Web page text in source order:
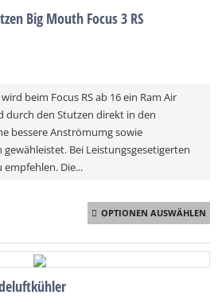
Big Mouth Focus 3 RS
beim Focus RS ab 16 ein Ram Air
durch den Stutzen direkt in den
bessere Anströmumg sowie
Bei Leistungsgesetigerten
empfehlen. Die...
OPTIONEN AUSWÄHLEN